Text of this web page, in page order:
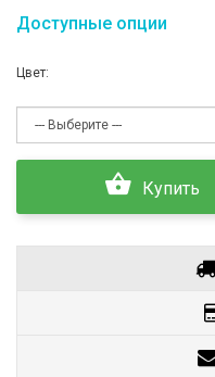
Доступные опции
Цвет:
Купить